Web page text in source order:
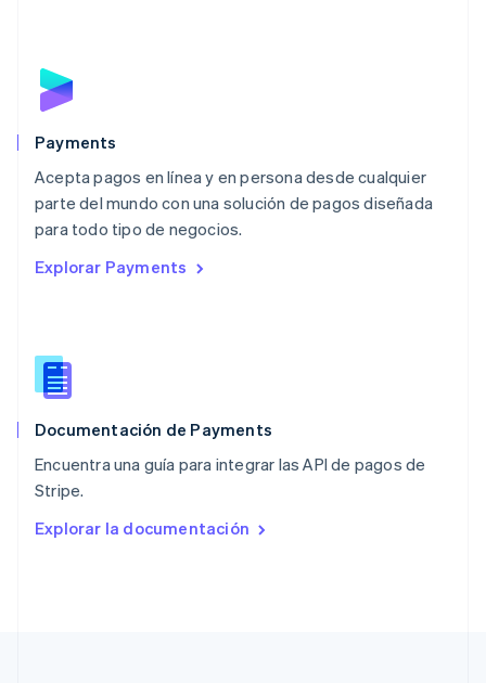
Payments
Acepta pagos en línea y en persona desde cualquier
parte del mundo con una solución de pagos diseñada
para todo tipo de negocios.
Explorar Payments
Documentación de Payments
Encuentra una guía para integrar las API de pagos de
Stripe.
Explorar la documentación
Malta
English
EspañolEnglish
English
Nueva Zelandia
English
NederlandsEnglish
Português
RAE de Hong Kong, China
Reino Unido
República Checa
English
English